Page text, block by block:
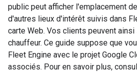
public peut afficher l'emplacement
d'autres lieux d'intérêt suivis dans
carte Web. Vos clients peuvent
chauffeur. Ce guide suppose que
Fleet Engine avec le projet Google
associés. Pour en savoir plus,